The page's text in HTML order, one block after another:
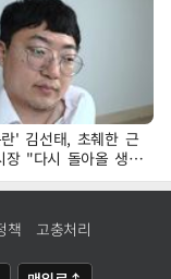
' 김선태, 초췌한 근
"다시 돌아올 생
책 고충처리